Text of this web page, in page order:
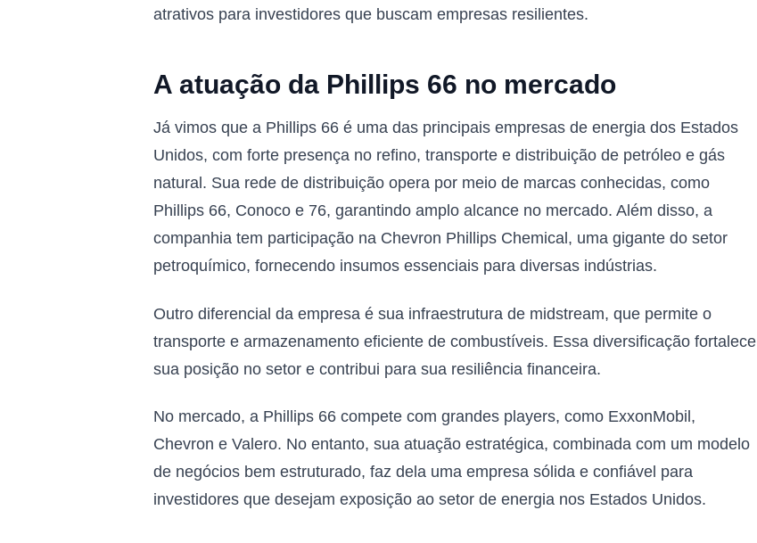
atrativos para investidores que buscam empresas resilientes.
A atuação da Phillips 66 no mercado
Já vimos que a Phillips 66 é uma das principais empresas de energia dos Estados
Unidos, com forte presença no refino, transporte e distribuição de petróleo e gás
natural. Sua rede de distribuição opera por meio de marcas conhecidas, como
Phillips 66, Conoco e 76, garantindo amplo alcance no mercado. Além disso, a
companhia tem participação na Chevron Phillips Chemical, uma gigante do setor
petroquímico, fornecendo insumos essenciais para diversas indústrias.
Outro diferencial da empresa é sua infraestrutura de midstream, que permite o
transporte e armazenamento eficiente de combustíveis. Essa diversificação fortalece
sua posição no setor e contribui para sua resiliência financeira.
No mercado, a Phillips 66 compete com grandes players, como ExxonMobil,
Chevron e Valero. No entanto, sua atuação estratégica, combinada com um modelo
de negócios bem estruturado, faz dela uma empresa sólida e confiável para
investidores que desejam exposição ao setor de energia nos Estados Unidos.